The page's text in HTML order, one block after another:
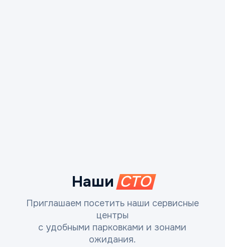
Наши СТО
Приглашаем посетить наши сервисные
центры
с удобными парковками и зонами
ожидания.